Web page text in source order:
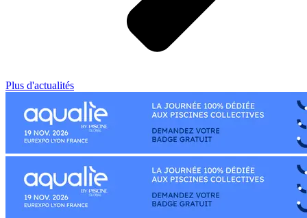
Plus d'actualités